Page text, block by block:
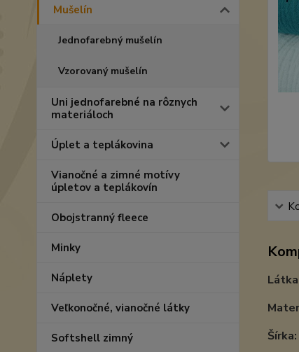
Mušelín
Jednofarebný mušelín
Vzorovaný mušelín
Uni jednofarebné na rôznych
materiáloch
Úplet a teplákovina
Vianočné a zimné motívy
úpletov a teplákovín
Obojstranný fleece
Minky
Náplety
Veľkonočné, vianočné látky
Softshell zimný
Šírka: